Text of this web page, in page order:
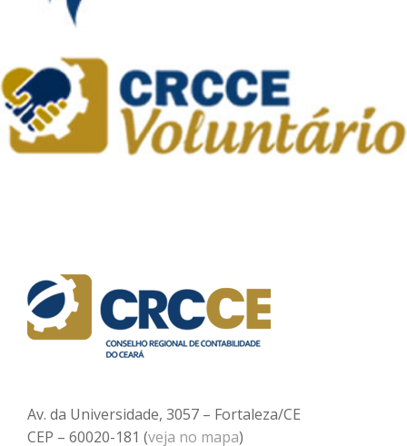
Av. da Universidade, 3057 – Fortaleza/CE
CEP – 60020-181 (veja no mapa)